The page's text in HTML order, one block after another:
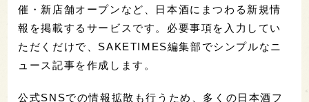
催・新店舗オープンなど、日本酒にまつわる新規情
報を掲載するサービスです。必要事項を入力してい
ただくだけで、SAKETIMES編集部でシンプルなニ
ュース記事を作成します。
公式SNSでの情報拡散も行うため、多くの日本酒フ